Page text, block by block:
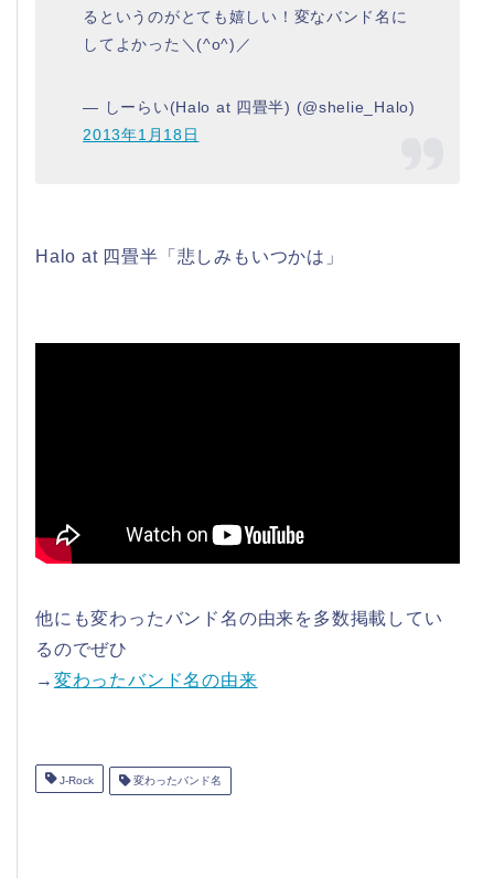
るというのがとても嬉しい！変なバンド名に
してよかった＼(^o^)／
— しーらい(Halo at 四畳半) (@shelie_Halo)
2013年1月18日
Halo at 四畳半「悲しみもいつかは」
他にも変わったバンド名の由来を多数掲載してい
るのでぜひ
→ 変わったバンド名の由来
J-Rock 変わったバンド名